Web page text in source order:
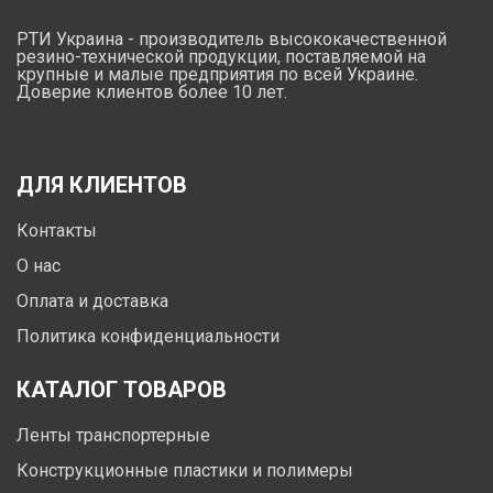
РТИ Украина - производитель высококачественной
резино-технической продукции, поставляемой на
крупные и малые предприятия по всей Украине.
Доверие клиентов более 10 лет.
ДЛЯ КЛИЕНТОВ
Контакты
О нас
Оплата и доставка
Политика конфиденциальности
КАТАЛОГ ТОВАРОВ
Ленты транспортерные
Конструкционные пластики и полимеры